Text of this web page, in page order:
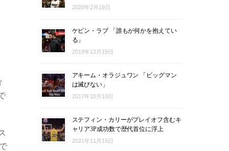
2020年2月19日
ケビン・ラブ 「誰もが何かを抱えてい
る」
2019年12月19日
アキーム・オラジュワン 「ビッグマン
は滅びない」
2017年10月10日
ステフィン・カリーがプレイオフ含むキ
ャリア3P成功数で歴代首位に浮上
2021年11月15日